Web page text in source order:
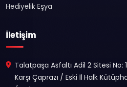
Hediyelik Eşya
İletişim
Talatpaşa Asfaltı Adil 2 Sitesi No:
Karşı Çaprazı / Eski İl Halk